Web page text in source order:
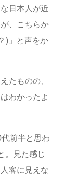
日本人が近
、こちらか
)」と声をか
たものの、
わかったよ
前半と思わ
。見た感じ
客に見えな